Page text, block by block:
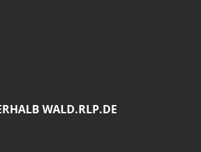
WALD.RLP.DE